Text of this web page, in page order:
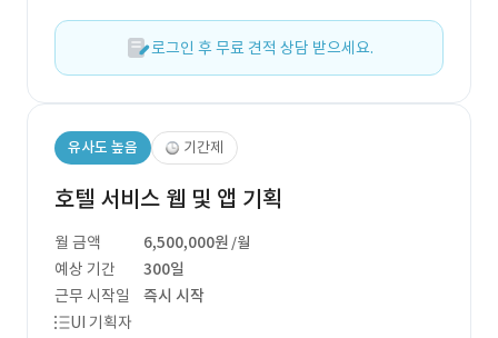
로그인 후 무료 견적 상담 받으세요.
유사도 높음 기간제
호텔 서비스 웹 및 앱 기획
월 금액 6,500,000원 /월
예상 기간
300일
근무 시작일
즉시 시작
UI 기획자